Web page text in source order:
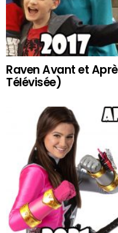
Raven Avant et
Télévisée)